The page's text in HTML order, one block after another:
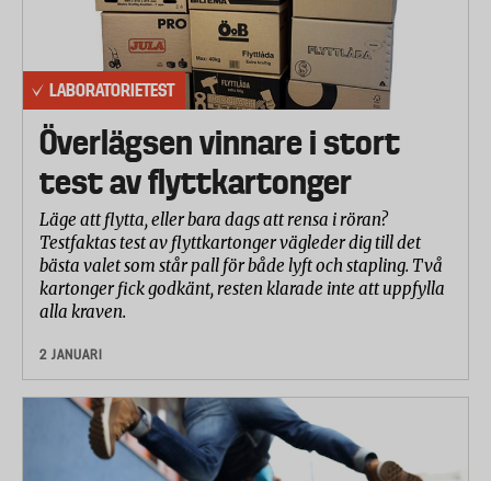
LABORATORIETEST
Överlägsen vinnare i stort
test av flyttkartonger
Läge att flytta, eller bara dags att rensa i röran?
Testfaktas test av flyttkartonger vägleder dig till det
bästa valet som står pall för både lyft och stapling. Två
kartonger fick godkänt, resten klarade inte att uppfylla
alla kraven.
2 JANUARI